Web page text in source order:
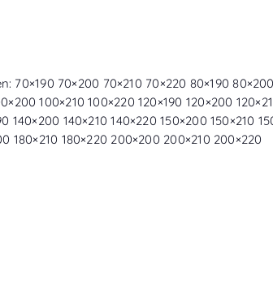
70×200 70×210 70×220 80×190
100×210 100×220 120×190 120×200
140×200 140×210 140×220 150×200 150×210
180×210 180×220 200×200 200×210 200×220